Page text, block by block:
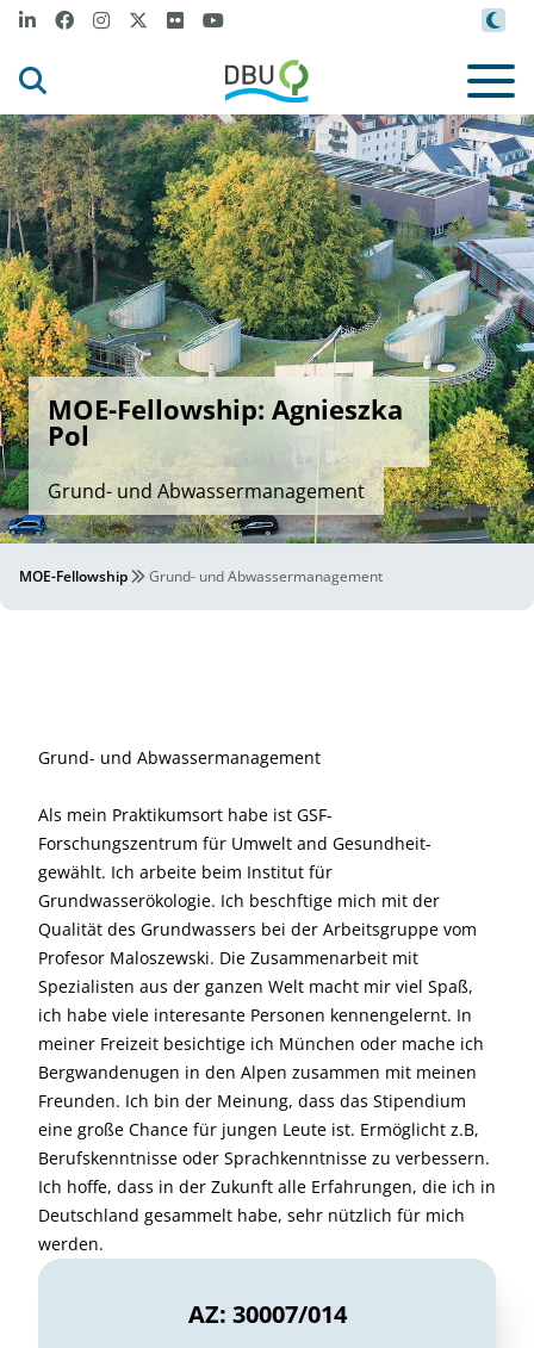
MOE-Fellowship: Agnieszka
Pol
Grund- und Abwassermanagement
MOE-Fellowship Grund- und Abwassermanagement
Grund- und Abwassermanagement
Als mein Praktikumsort habe ist GSF-
Forschungszentrum für Umwelt and Gesundheit-
gewählt. Ich arbeite beim Institut für
Grundwasserökologie. Ich beschftige mich mit der
Qualität des Grundwassers bei der Arbeitsgruppe vom
Profesor Maloszewski. Die Zusammenarbeit mit
Spezialisten aus der ganzen Welt macht mir viel Spaß,
ich habe viele interesante Personen kennengelernt. In
meiner Freizeit besichtige ich München oder mache ich
Bergwandenugen in den Alpen zusammen mit meinen
Freunden. Ich bin der Meinung, dass das Stipendium
eine große Chance für jungen Leute ist. Ermöglicht z.B,
Berufskenntnisse oder Sprachkenntnisse zu verbessern.
Ich hoffe, dass in der Zukunft alle Erfahrungen, die ich in
Deutschland gesammelt habe, sehr nützlich für mich
werden.
AZ: 30007/014